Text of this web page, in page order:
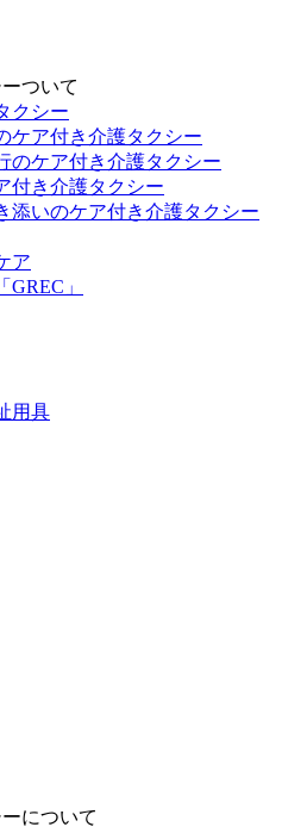
ついて
クシー
ケア付き介護タクシー
のケア付き介護タクシー
付き介護タクシー
添いのケア付き介護タクシー
ア
」
用具
について